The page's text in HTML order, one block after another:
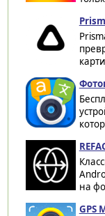
на
GPS